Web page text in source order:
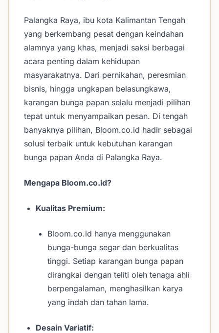
Palangka Raya, ibu kota Kalimantan Tengah
yang berkembang pesat dengan keindahan
alamnya yang khas, menjadi saksi berbagai
acara penting dalam kehidupan
masyarakatnya. Dari pernikahan, peresmian
bisnis, hingga ungkapan belasungkawa,
karangan bunga papan selalu menjadi pilihan
tepat untuk menyampaikan pesan. Di tengah
banyaknya pilihan, Bloom.co.id hadir sebagai
solusi terbaik untuk kebutuhan karangan
bunga papan Anda di Palangka Raya.
Mengapa Bloom.co.id?
Kualitas Premium:
Bloom.co.id hanya menggunakan
bunga-bunga segar dan berkualitas
tinggi. Setiap karangan bunga papan
dirangkai dengan teliti oleh tenaga ahli
berpengalaman, menghasilkan karya
yang indah dan tahan lama.
Desain Variatif: